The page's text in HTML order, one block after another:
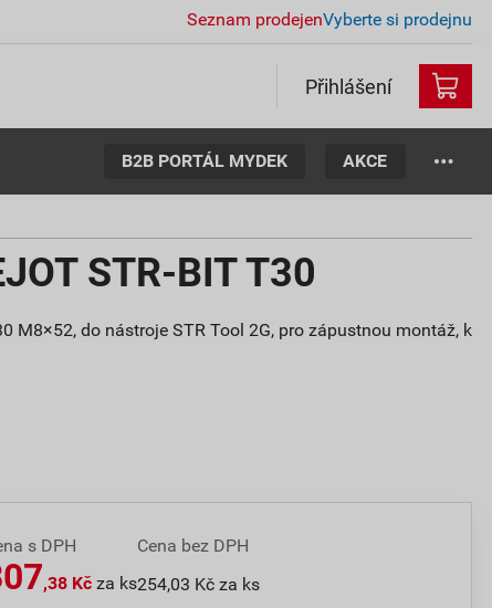
Seznam prodejenVyberte si prodejnu
Přihlášení
B2B PORTÁL MYDEK AKCE
STR-BIT T30
M8×52, do nástroje STR Tool 2G, pro zápustnou montáž, k
s DPH
,38 Kč za ks
Cena bez DPH
254,03 Kč za ks